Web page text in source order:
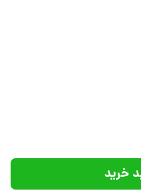
انتشارات هرمس عدد
خرید